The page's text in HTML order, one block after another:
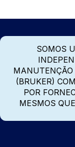
SOMOS
(BRUKER)
POR
MESMOS